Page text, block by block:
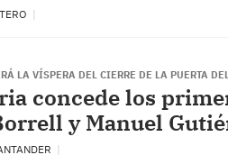
LA VÍSPERA DEL CIERRE DE LA PUERTA
concede los
y Manuel